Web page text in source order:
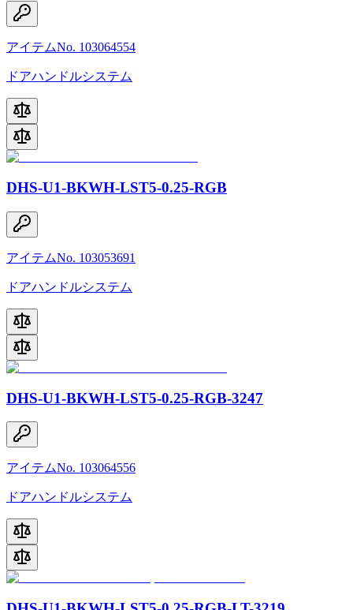
アイテムNo. 103064554
ドアハンドルシステム
DHS-U1-BKWH-LST5-0.25-RGB
アイテムNo. 103053691
ドアハンドルシステム
DHS-U1-BKWH-LST5-0.25-RGB-3247
アイテムNo. 103064556
ドアハンドルシステム